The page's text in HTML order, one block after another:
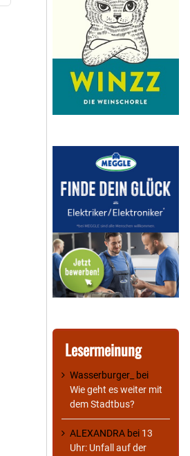
Lesermeinung
Wasserburger_
bei
Wie geht es weiter mit
dem Stadtbus?
ALEXANDRA bei 13
Uhr: Unfall auf der